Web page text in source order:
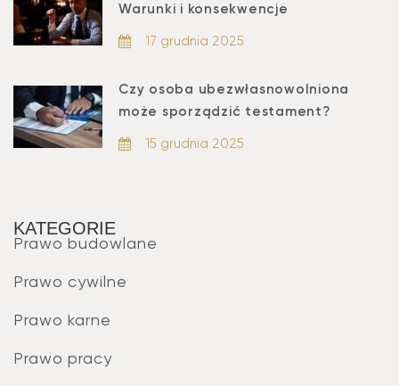
Warunki i konsekwencje
17 grudnia 2025
Czy osoba ubezwłasnowolniona
może sporządzić testament?
15 grudnia 2025
KATEGORIE
Prawo budowlane
Prawo cywilne
Prawo karne
Prawo pracy